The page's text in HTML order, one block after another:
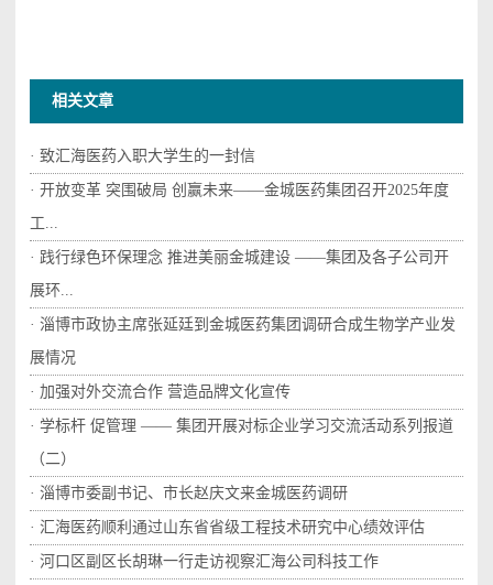
相关文章
· 致汇海医药入职大学生的一封信
· 开放变革 突围破局 创赢未来——金城医药集团召开2025年度
工...
· 践行绿色环保理念 推进美丽金城建设 ——集团及各子公司开
展环...
· 淄博市政协主席张延廷到金城医药集团调研合成生物学产业发
展情况
· 加强对外交流合作 营造品牌文化宣传
· 学标杆 促管理 —— 集团开展对标企业学习交流活动系列报道
（二）
· 淄博市委副书记、市长赵庆文来金城医药调研
· 汇海医药顺利通过山东省省级工程技术研究中心绩效评估
· 河口区副区长胡琳一行走访视察汇海公司科技工作